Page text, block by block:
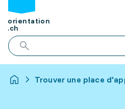
orientation
.ch
Trouver une place